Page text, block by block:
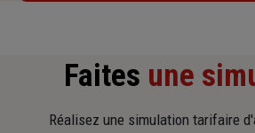
Faites une
Réalisez une simulation tarifaire